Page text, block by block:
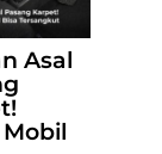
Asal